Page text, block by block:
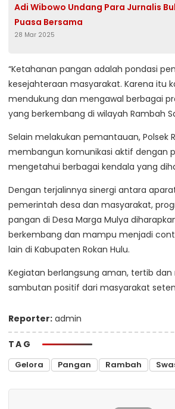
Adi Wibowo Undang Para Jurnalis
Puasa Bersama
28 Mar 2025
“Ketahanan pangan adalah pondasi
kesejahteraan masyarakat. Karena itu
mendukung dan mengawal berbagai
yang berkembang di wilayah Rambah
Selain melakukan pemantauan, Polsek
membangun komunikasi aktif dengan
mengetahui berbagai kendala yang
Dengan terjalinnya sinergi antara
pemerintah desa dan masyarakat,
pangan di Desa Marga Mulya
berkembang dan mampu menjadi
lain di Kabupaten Rokan Hulu.
Kegiatan berlangsung aman, tertib
sambutan positif dari masyarakat
Reporter: admin
TAG
Gelora Pangan Rambah